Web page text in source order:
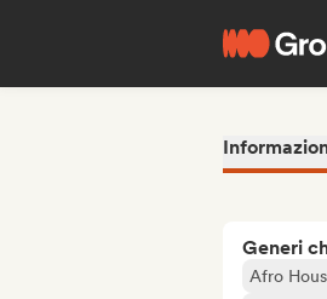
Generi
Afro